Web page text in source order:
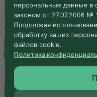
Пока ваша корзина пуста.
Перейти к покупкам
Хотите получить
мы перезвоним Ваш номер
персональные данные в
законом от 27.07.2006
Продолжая
обработку ваших
файлов cookie.
Политика